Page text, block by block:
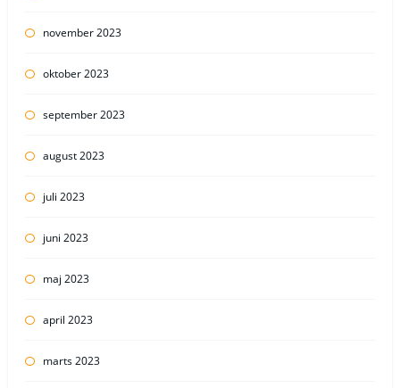
november 2023
oktober 2023
september 2023
august 2023
juli 2023
juni 2023
maj 2023
april 2023
marts 2023